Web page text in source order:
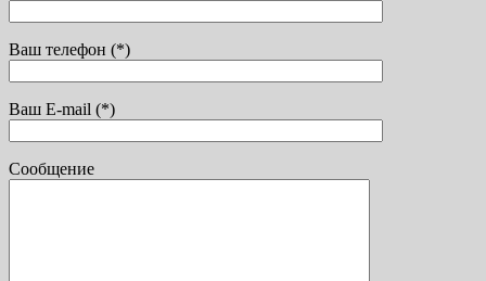
Ваш телефон (*)
Ваш E-mail (*)
Сообщение